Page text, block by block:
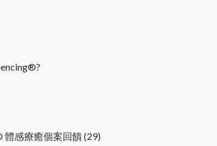
體感療癒個案回饋 (29)